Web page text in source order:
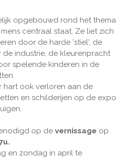
opgebouwd rond het thema
centraal staat. Ze liet zich
door de harde 'stiel', de
de industrie, de kleurenpracht
spelende kinderen in de
hart ook verloren aan de
en schilderijen op de expo
op de vernissage op
en zondag in april te